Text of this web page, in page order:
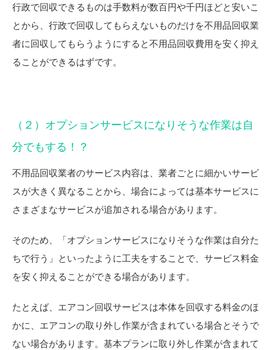
行政で回収できるものは手数料が数百円や千円ほどと安いこ
とから、行政で回収してもらえないものだけを不用品回収業
者に回収してもらうようにすると不用品回収費用を安く抑え
ることができるはずです。
（２）オプションサービスになりそうな作業は自
分でもする！？
不用品回収業者のサービス内容は、業者ごとに細かいサービ
スが大きく異なることから、場合によっては基本サービスに
さまざまなサービスが追加される場合があります。
そのため、「オプションサービスになりそうな作業は自分た
ちで行う」といったように工夫をすることで、サービス料金
を安く抑えることができる場合があります。
たとえば、エアコン回収サービスは本体を回収する料金のほ
かに、エアコンの取り外し作業が含まれている場合とそうで
ない場合があります。基本プランに取り外し作業が含まれて